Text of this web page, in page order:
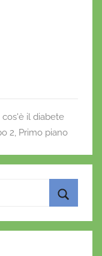
cos'è il diabete
2, Primo piano